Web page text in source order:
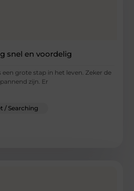
snel en voordelig
grote stap in het leven. Zeker de
zijn. Er
/ Searching